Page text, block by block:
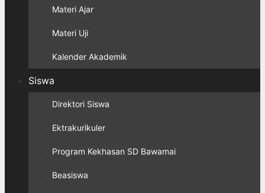
Materi Ajar
Materi Uji
Kalender Akademik
Siswa
Direktori Siswa
Ektrakurikuler
Program Kekhasan SD Bawamai
Beasiswa